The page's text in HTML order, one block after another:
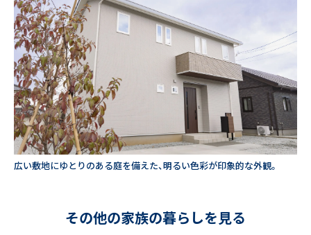
広い敷地にゆとりのある庭を備えた、明るい色彩が印象的な外観。
その他の家族の暮らしを見る